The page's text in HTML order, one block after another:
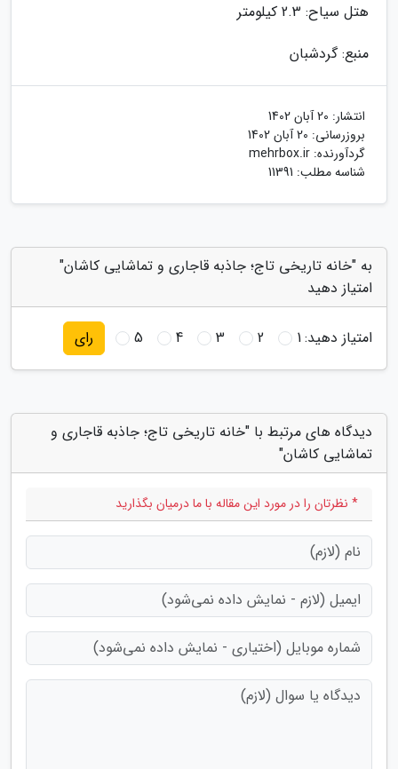
هتل سیاح: 2.3 کیلومتر
منبع: گردشبان
انتشار: 20 آبان 1402
بروزرسانی: 20 آبان 1402
گردآورنده: mehrbox.ir
شناسه مطلب: 11391
به "خانه تاریخی تاج؛ جاذبه قاجاری و تماشایی کاشان"
امتیاز دهید
امتیاز دهید:1
2
3
4
5 رای
دیدگاه های مرتبط با "خانه تاریخی تاج؛ جاذبه قاجاری و
تماشایی کاشان"
* نظرتان را در مورد این مقاله با ما درمیان بگذارید